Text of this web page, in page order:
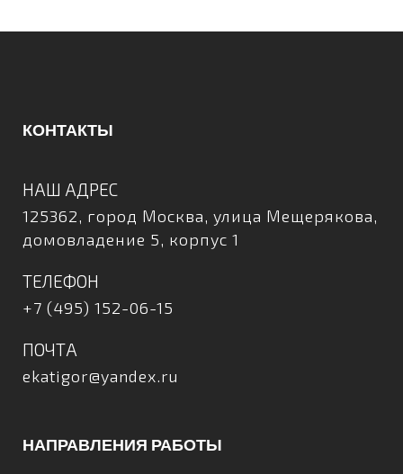
КОНТАКТЫ
НАШ АДРЕС
125362, город Москва, улица Мещерякова,
домовладение 5, корпус 1
ТЕЛЕФОН
+7 (495) 152-06-15
ПОЧТА
ekatigor@yandex.ru
НАПРАВЛЕНИЯ РАБОТЫ